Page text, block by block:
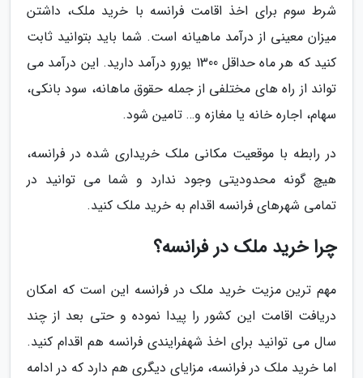
شرط سوم برای اخذ اقامت فرانسه با خرید ملک، داشتن
میزان معینی از درآمد ماهیانه است. شما باید بتوانید ثابت
کنید که هر ماه حداقل 1300 یورو درآمد دارید. این درآمد می
تواند از راه های مختلفی از جمله حقوق ماهانه، سود بانکی،
سهام، اجاره خانه یا مغازه و… تامین شود.
در رابطه با موقعیت مکانی ملک خریداری شده در فرانسه،
هیچ گونه محدودیتی وجود ندارد و شما می توانید در
تمامی شهرهای فرانسه اقدام به خرید ملک کنید.
چرا خرید ملک در فرانسه؟
مهم ترین مزیت خرید ملک در فرانسه این است که امکان
دریافت اقامت این کشور را پیدا نموده و حتی بعد از چند
سال می توانید برای اخذ شهفرایندی فرانسه هم اقدام کنید.
اما خرید ملک در فرانسه، مزایای دیگری هم دارد که در ادامه